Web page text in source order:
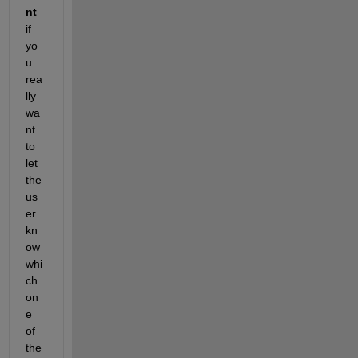
nt
if
yo
u
rea
lly
wa
nt
to
let
the
us
er
kn
ow
whi
ch
on
e
of
the